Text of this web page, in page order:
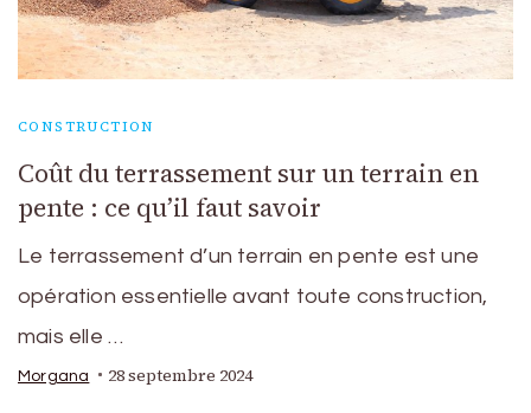
CONSTRUCTION
Coût du terrassement sur un terrain en
pente : ce qu’il faut savoir
Le terrassement d’un terrain en pente est une
opération essentielle avant toute construction,
mais elle …
Morgana 28 septembre 2024